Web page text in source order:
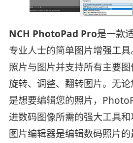
NCH PhotoPad Pro是一款
专业人士的简单图片增强工
照片与图片并支持所有主要图
旋转、调整、翻转图片。无
是想要编辑您的照片，
进数码图像所需的强大工具
图片编辑器是编辑数码照片